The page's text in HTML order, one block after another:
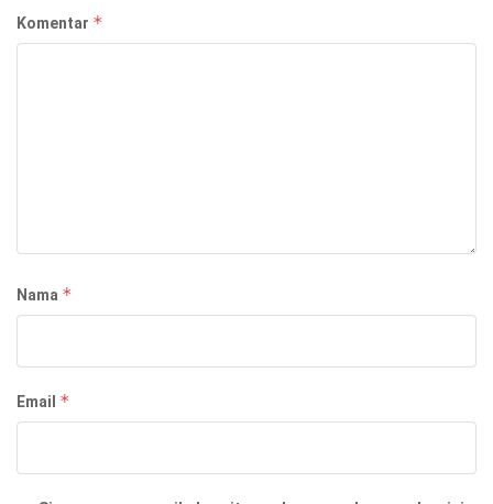
Komentar *
Nama *
Email *